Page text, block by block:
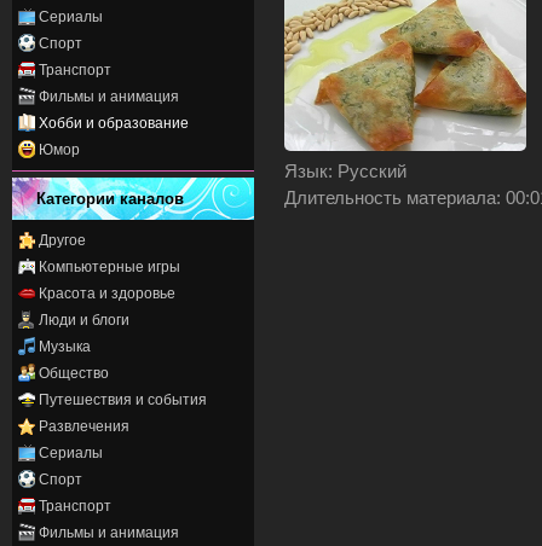
Сериалы
Спорт
Транспорт
Фильмы и анимация
Хобби и образование
Юмор
Категории каналов
Другое
Компьютерные игры
Красота и здоровье
Люди и блоги
Музыка
Общество
Путешествия и события
Развлечения
Сериалы
Спорт
Транспорт
Фильмы и анимация
Язык: Русский
Длительность материала: